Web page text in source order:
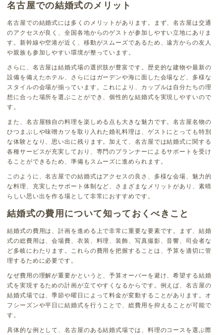
名古屋での結婚式のメリット
名古屋での結婚式には多くのメリットがあります。まず、名古屋は交通
のアクセスが良く、全国各地からのゲストが参加しやすい立地にありま
す。新幹線や空港が近く、移動がスムーズであるため、遠方からの友人
や親族も参加しやすい環境が整っています。
さらに、名古屋は結婚式場の選択肢が豊富です。歴史的な建物や最新の
設備を備えたホテル、さらにはガーデンや海に面した会場など、多様な
スタイルの会場が揃っています。これにより、カップルは自分たちの理
想に合った場所を選ぶことができ、個性的な結婚式を実現しやすいので
す。
また、名古屋独自の料理を楽しめる点も大きな魅力です。名古屋名物の
ひつまぶしや味噌カツを取り入れた婚礼料理は、ゲストにとっても特別
な体験となり、思い出に残ります。加えて、名古屋では結婚式に関する
各種サービスが充実しており、専門のプランナーによるサポートを受け
ることができるため、準備もスムーズに進められます。
このように、名古屋での結婚式はアクセスの良さ、多様な会場、魅力的
な料理、充実したサポート体制など、さまざまなメリットがあり、素晴
らしい思い出を作る場として非常におすすめです。
結婚式の費用について知っておくべきこと
結婚式の費用は、計画を進める上で非常に重要な要素です。まず、結婚
式の総費用は、会場費、衣装、料理、装飾、写真撮影、音響、司会者な
ど多岐にわたります。これらの費用を把握することは、予算を適切に管
理するために必要です。
なぜ費用の理解が重要かというと、予算オーバーを避け、希望する結婚
式を実現するための計画が立てやすくなるからです。例えば、名古屋の
結婚式場では、季節や曜日によって料金が変動することがあります。オ
フシーズンや平日に結婚式を行うことで、総費用を抑えることが可能で
す。
具体的な例として、名古屋のある結婚式場では、料理のコースを選ぶ際